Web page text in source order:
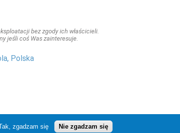
bez zgody ich właścicieli.
jeśli coś Was zainteresuje.
Polska
zgadzam się Nie zgadzam się